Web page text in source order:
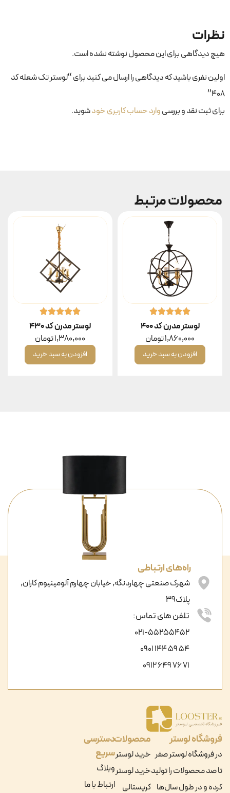
نظرات
هیچ دیدگاهی برای این محصول نوشته نشده است.
اولین نفری باشید که دیدگاهی را ارسال می کنید برای “لوستر تک شعله کد
۴۰۸”
برای ثبت نقد و بررسیوارد حساب کاربری خودشوید.
محصولات مرتبط
لوستر مدرن کد ۴۰۰
1,860,000تومان
افزودن به سبد خرید
لوستر مدرن کد ۴۳۰
1,380,000تومان
افزودن به سبد خرید
فروشگاه لوستر
در فروشگاه لوستر صفر
تا صد محصولات را تولید
کرده و در طول سال‌ها
محصولات
خرید لوستر
خرید لوستر
کریستالی
دسترسی
سریع
وبلاگ
ارتباط با ما
راه‌های ارتباطی
شهرک صنعتی چهاردنگه, خیابان چهارم آلومینیوم کاران,
پلاک39
تلفن های تماس:
021-55255452
54 59 144 0901
71 76 649 0912